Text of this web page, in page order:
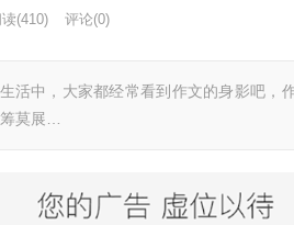
读(410) 评论(0)
活中，大家都经常看到作文的身影吧，
莫展…